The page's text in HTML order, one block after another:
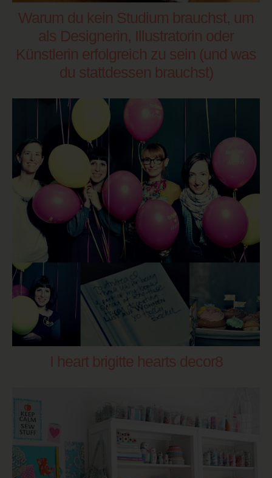
Warum du kein Studium brauchst, um
als Designerin, Illustratorin oder
Künstlerin erfolgreich zu sein (und was
du stattdessen brauchst)
I heart brigitte hearts decor8